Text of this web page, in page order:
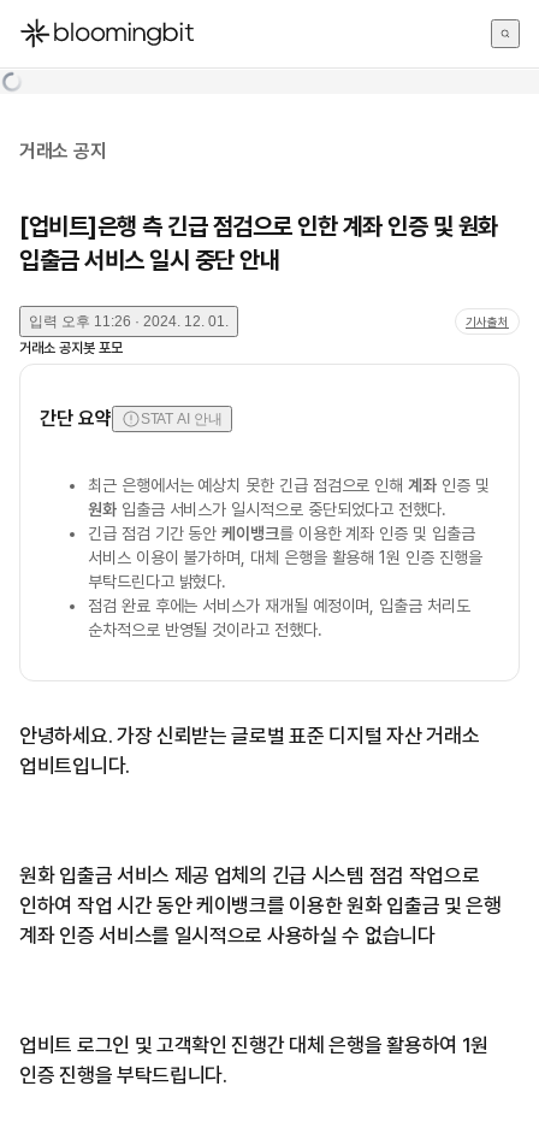
한국어
거래소 공지
[업비트]은행 측 긴급 점검으로 인한 계좌 인증 및 원화
입출금 서비스 일시 중단 안내
입력 오후 11:26 · 2024. 12. 01. 기사출처
거래소 공지봇 포모
간단 요약 STAT AI 안내
최근 은행에서는 예상치 못한 긴급 점검으로 인해계좌 인증 및
원화입출금 서비스가 일시적으로 중단되었다고 전했다.
긴급 점검 기간 동안케이뱅크를 이용한 계좌 인증 및 입출금
서비스 이용이 불가하며, 대체 은행을 활용해 1원 인증 진행을
부탁드린다고 밝혔다.
점검 완료 후에는 서비스가 재개될 예정이며, 입출금 처리도
순차적으로 반영될 것이라고 전했다.
안녕하세요. 가장 신뢰받는 글로벌 표준 디지털 자산 거래소
업비트입니다.
원화 입출금 서비스 제공 업체의 긴급 시스템 점검 작업으로
인하여 작업 시간 동안 케이뱅크를 이용한 원화 입출금 및 은행
계좌 인증 서비스를 일시적으로 사용하실 수 없습니다
업비트 로그인 및 고객확인 진행간 대체 은행을 활용하여 1원
인증 진행을 부탁드립니다.